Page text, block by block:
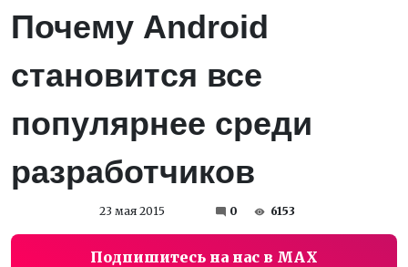
Почему Android
становится все
популярнее среди
разработчиков
23 мая 2015 0 6153
Подпишитесь на нас в MAX